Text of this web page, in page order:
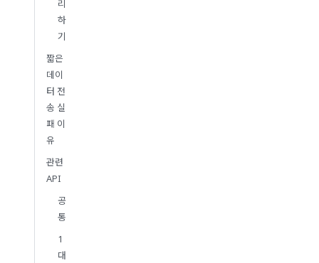
리
하
기
짧은
데이
터 전
송 실
패 이
유
관련
API
공
통
1
대